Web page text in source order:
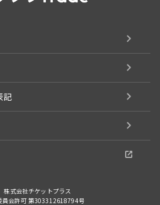
記
式会社チケットプラス
員会許可 第303312618794号